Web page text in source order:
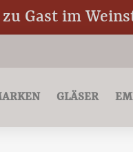
Gast im
GLÄSER